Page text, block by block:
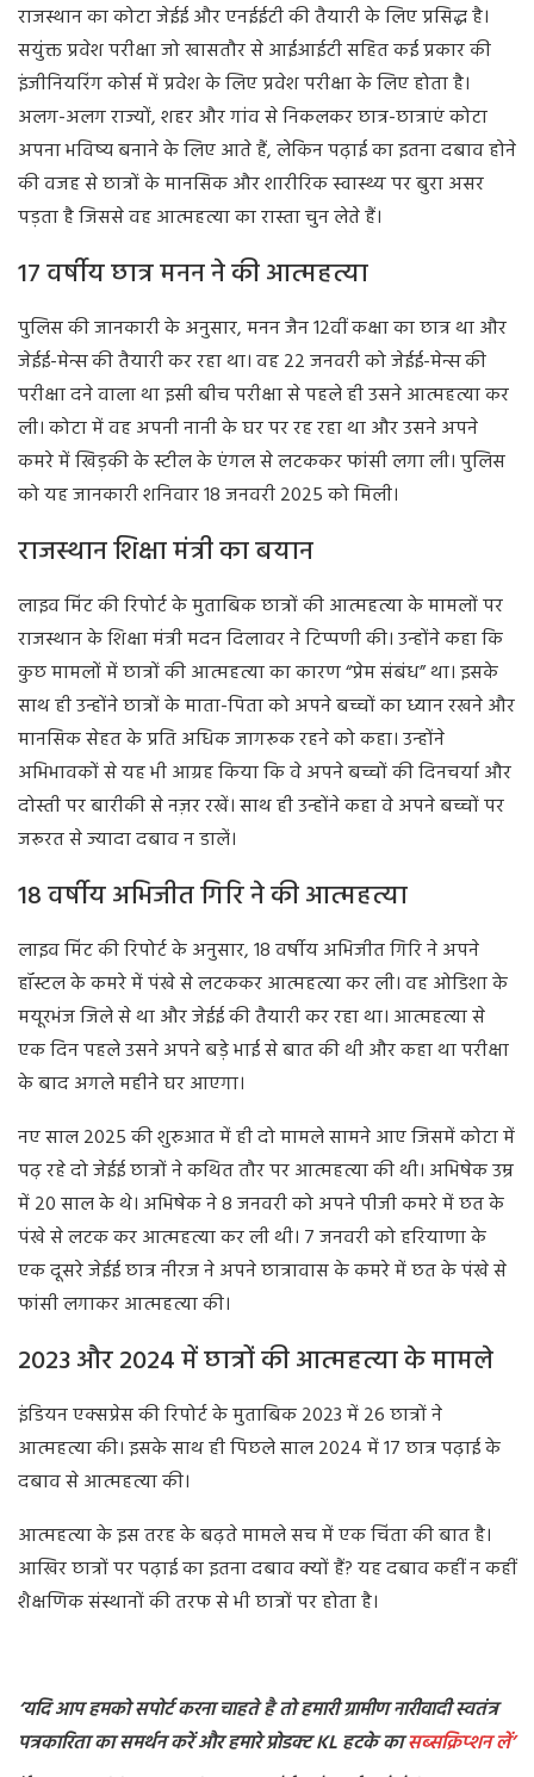
राजस्थान का कोटा जेईई और एनईईटी की तैयारी के लिए प्रसिद्ध है।
सयुंक्त प्रवेश परीक्षा जो खासतौर से आईआईटी सहित कई प्रकार की
इंजीनियरिंग कोर्स में प्रवेश के लिए प्रवेश परीक्षा के लिए होता है।
अलग-अलग राज्यों, शहर और गांव से निकलकर छात्र-छात्राएं कोटा
अपना भविष्य बनाने के लिए आते हैं, लेकिन पढ़ाई का इतना दबाव होने
की वजह से छात्रों के मानसिक और शारीरिक स्वास्थ्य पर बुरा असर
पड़ता है जिससे वह आत्महत्या का रास्ता चुन लेते हैं।
17 वर्षीय छात्र मनन ने की आत्महत्या
पुलिस की जानकारी के अनुसार, मनन जैन 12वीं कक्षा का छात्र था और
जेईई-मेन्स की तैयारी कर रहा था। वह 22 जनवरी को जेईई-मेन्स की
परीक्षा दने वाला था इसी बीच परीक्षा से पहले ही उसने आत्महत्या कर
ली। कोटा में वह अपनी नानी के घर पर रह रहा था और उसने अपने
कमरे में खिड़की के स्टील के एंगल से लटककर फांसी लगा ली। पुलिस
को यह जानकारी शनिवार 18 जनवरी 2025 को मिली।
राजस्थान शिक्षा मंत्री का बयान
लाइव मिंट की रिपोर्ट के मुताबिक छात्रों की आत्महत्या के मामलों पर
राजस्थान के शिक्षा मंत्री मदन दिलावर ने टिप्पणी की। उन्होंने कहा कि
कुछ मामलों में छात्रों की आत्महत्या का कारण “प्रेम संबंध” था। इसके
साथ ही उन्होंने छात्रों के माता-पिता को अपने बच्चों का ध्यान रखने और
मानसिक सेहत के प्रति अधिक जागरूक रहने को कहा। उन्होंने
अभिभावकों से यह भी आग्रह किया कि वे अपने बच्चों की दिनचर्या और
दोस्ती पर बारीकी से नज़र रखें। साथ ही उन्होंने कहा वे अपने बच्चों पर
जरूरत से ज्यादा दबाव न डालें।
18 वर्षीय अभिजीत गिरि ने की आत्महत्या
लाइव मिंट की रिपोर्ट के अनुसार, 18 वर्षीय अभिजीत गिरि ने अपने
हॉस्टल के कमरे में पंखे से लटककर आत्महत्या कर ली। वह ओडिशा के
मयूरभंज जिले से था और जेईई की तैयारी कर रहा था। आत्महत्या से
एक दिन पहले उसने अपने बड़े भाई से बात की थी और कहा था परीक्षा
के बाद अगले महीने घर आएगा।
नए साल 2025 की शुरुआत में ही दो मामले सामने आए जिसमें कोटा में
पढ़ रहे दो जेईई छात्रों ने कथित तौर पर आत्महत्या की थी। अभिषेक उम्र
में 20 साल के थे। अभिषेक ने 8 जनवरी को अपने पीजी कमरे में छत के
पंखे से लटक कर आत्महत्या कर ली थी। 7 जनवरी को हरियाणा के
एक दूसरे जेईई छात्र नीरज ने अपने छात्रावास के कमरे में छत के पंखे से
फांसी लगाकर आत्महत्या की।
2023 और 2024 में छात्रों की आत्महत्या के मामले
इंडियन एक्सप्रेस की रिपोर्ट के मुताबिक 2023 में 26 छात्रों ने
आत्महत्या की। इसके साथ ही पिछले साल 2024 में 17 छात्र पढ़ाई के
दबाव से आत्महत्या की।
आत्महत्या के इस तरह के बढ़ते मामले सच में एक चिंता की बात है।
आखिर छात्रों पर पढ़ाई का इतना दबाव क्यों हैं? यह दबाव कहीं न कहीं
शैक्षणिक संस्थानों की तरफ से भी छात्रों पर होता है।
‘यदि आप हमको सपोर्ट करना चाहते है तो हमारी ग्रामीण नारीवादी स्वतंत्र
पत्रकारिता का समर्थन करें और हमारे प्रोडक्ट KL हटके कासब्सक्रिप्शनलें’